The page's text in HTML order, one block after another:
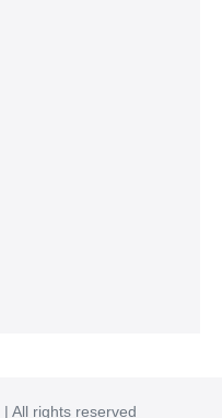
All rights reserved